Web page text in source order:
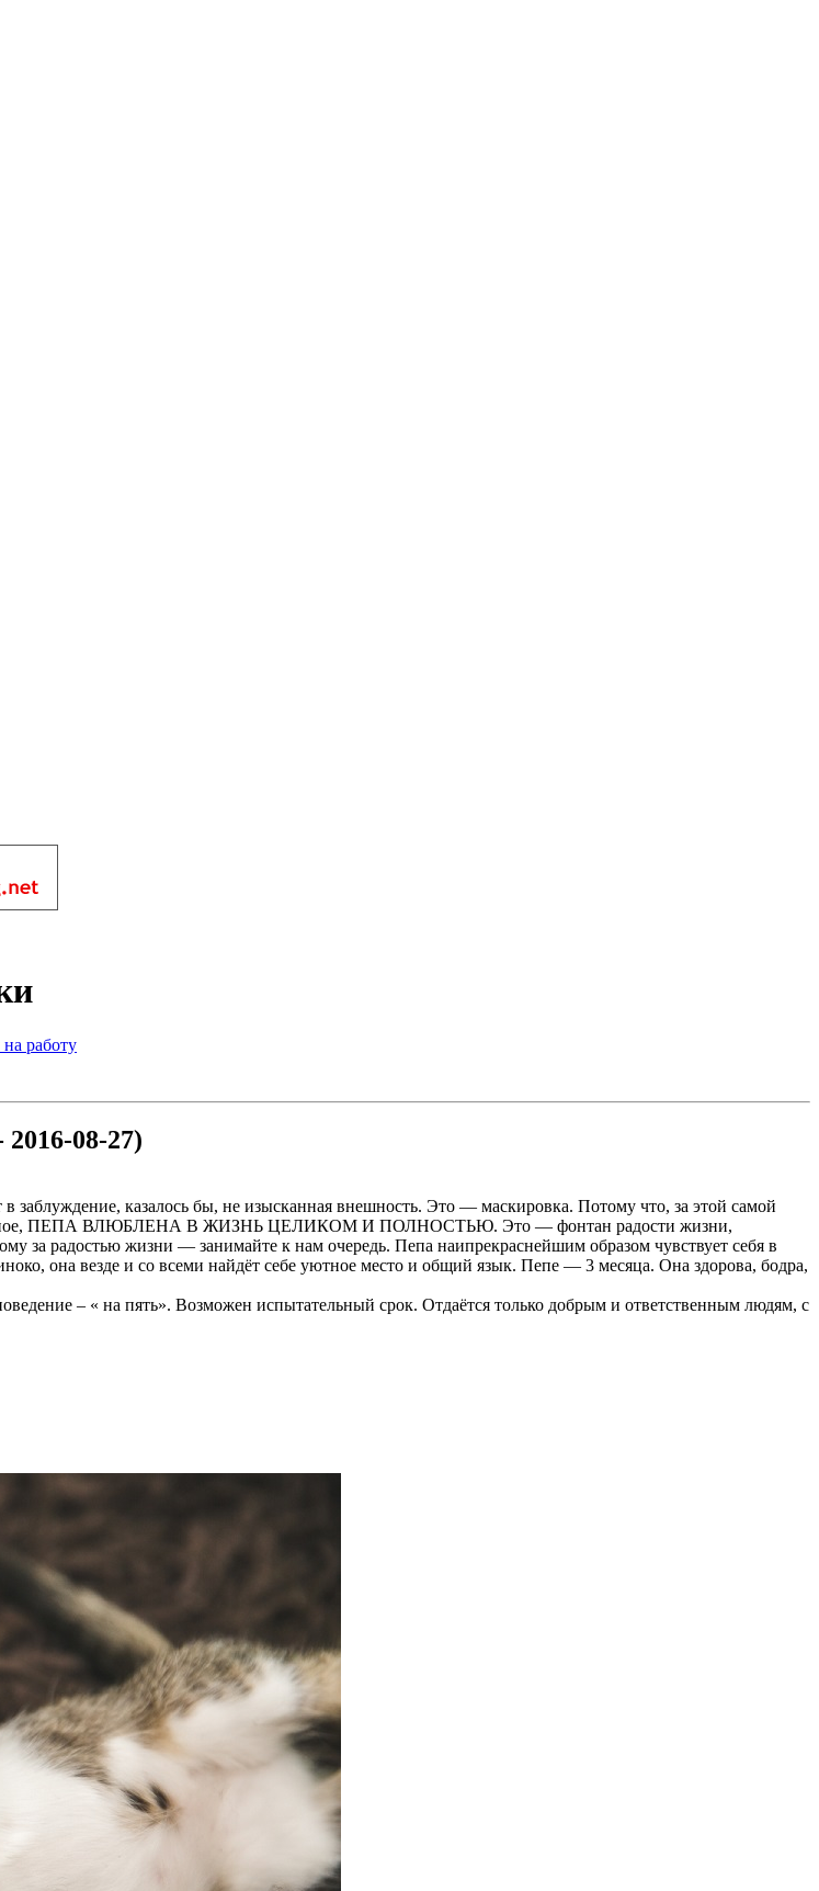
работу
2016-08-27)
казалось бы, не изысканная внешность. Это — маскировка. Потому что, за этой самой
ПЕПА ВЛЮБЛЕНА В ЖИЗНЬ ЦЕЛИКОМ И ПОЛНОСТЬЮ. Это — фонтан радости жизни,
за радостью жизни — занимайте к нам очередь. Пепа наипрекраснейшим образом чувствует себя в
она везде и со всеми найдёт себе уютное место и общий язык. Пепе — 3 месяца. Она здорова, бодра,
– « на пять». Возможен испытательный срок. Отдаётся только добрым и ответственным людям, с